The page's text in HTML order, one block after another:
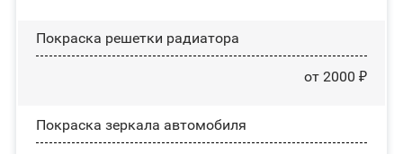
Покраска решетки радиатора
от 2000 ₽
Покраска зеркала автомобиля